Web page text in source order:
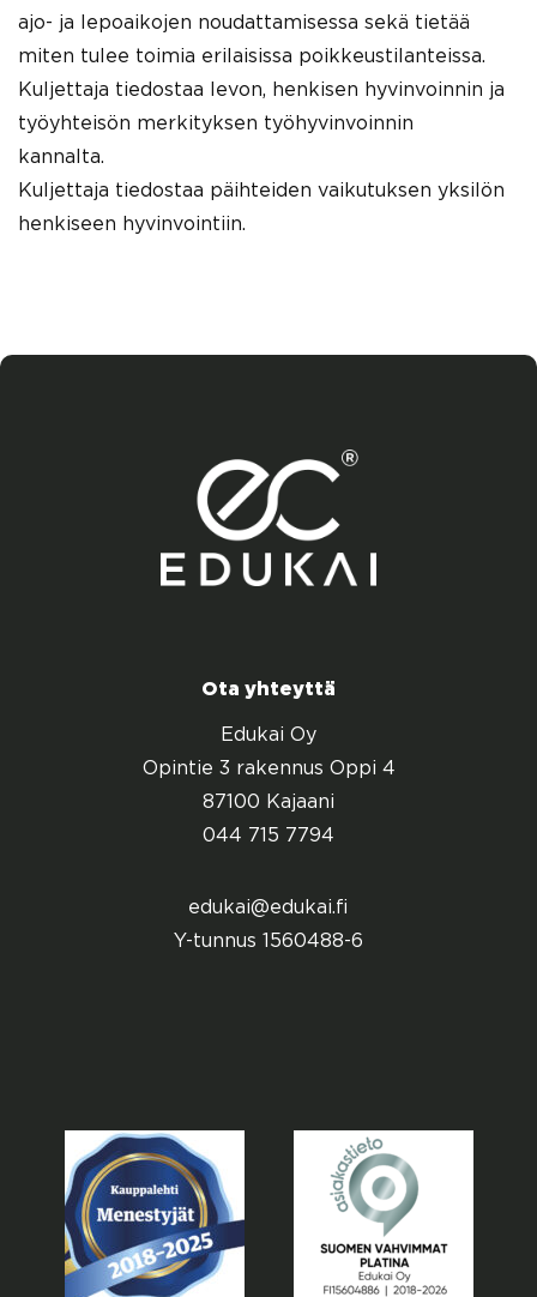
ajo- ja lepoaikojen noudattamisessa sekä tietää
miten tulee toimia erilaisissa poikkeustilanteissa.
Kuljettaja tiedostaa levon, henkisen hyvinvoinnin ja
työyhteisön merkityksen työhyvinvoinnin
kannalta.
Kuljettaja tiedostaa päihteiden vaikutuksen yksilön
henkiseen hyvinvointiin.
Ota yhteyttä
Edukai Oy
Opintie 3 rakennus Oppi 4
87100 Kajaani
044 715 7794
edukai@edukai.fi
Y-tunnus 1560488-6